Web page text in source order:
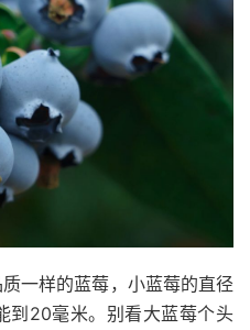
一样的蓝莓，小蓝莓的直径
到20毫米。别看大蓝莓个头